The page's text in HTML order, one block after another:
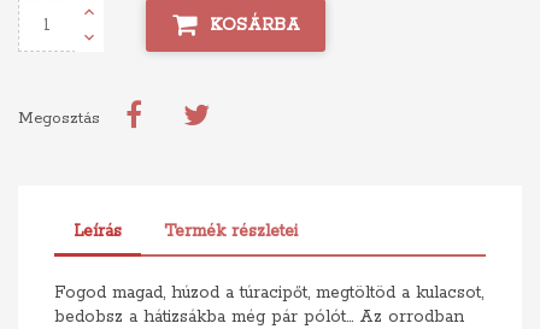
KOSÁRBA
Megosztás
Leírás Termék részletei
Fogod magad, húzod a túracipőt, megtöltöd a kulacsot,
bedobsz a hátizsákba még pár pólót... Az orrodban